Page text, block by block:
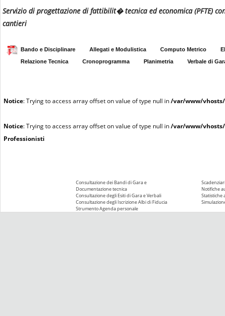
Servizio di progettazione di fattibilit� tecnica ed economica (PFTE)
cantieri
Bando e Disciplinare Allegati e Modulistica Computo Metrico
Relazione Tecnica
Cronoprogramma Planimetria Verbale di
Notice: Trying to access array offset on value of type null in/var/www/
Notice: Trying to access array offset on value of type null in/var/www/
Professionisti
Consultazione dei Bandi di Gara e
Documentazione tecnica
Consultazione degli Esiti di Gara e Verbali
Consultazione degli Iscrizione Albi di Fiducia
Strumento Agenda personale
Notifiche
Statistiche